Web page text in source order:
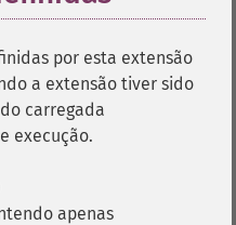
por esta extensão
a extensão tiver sido
carregada
execução.
apenas